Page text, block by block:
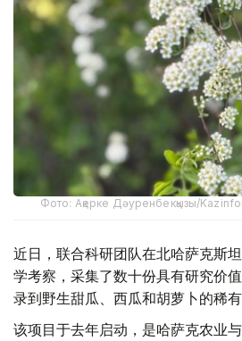
Фото: Ақерке Дәуренбекқызы/
近日，联合科研团队在北哈萨克斯
学考察，采集了数十份具有研究价
录到野生甜瓜、西瓜和胡萝卜的稀有
该项目于去年启动，是哈萨克农业